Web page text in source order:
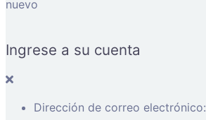
nuevo
Ingrese a su cuenta
Dirección de correo electrónico: